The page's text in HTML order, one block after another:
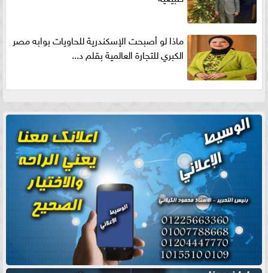
ماذا لو أصبحت الإسكندرية للحاويات بوابه مصر
الكبري للتجارة العالمية بقلم د...